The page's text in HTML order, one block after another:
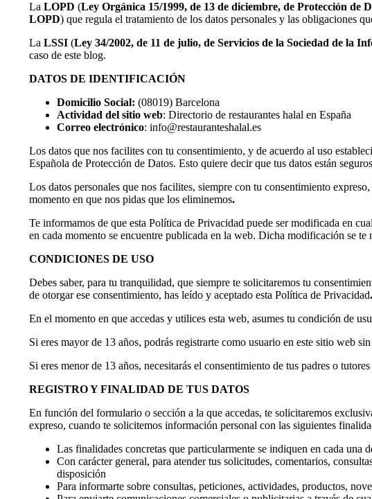
La LOPD (Ley Orgánica 15/1999, de 13 de diciembre, de Protección de
LOPD) que regula el tratamiento de los datos personales y las obligaciones
La LSSI (Ley 34/2002, de 11 de julio, de Servicios de la Sociedad de la
caso de este blog.
DATOS DE IDENTIFICACIÓN
Domicilio Social: (08019) Barcelona
Actividad del sitio web: Directorio de restaurantes halal en España
Correo electrónico: info@restauranteshalal.es
Los datos que nos facilites con tu consentimiento, y de acuerdo al uso
Española de Protección de Datos. Esto quiere decir que tus datos están
Los datos personales que nos facilites, siempre con tu consentimiento
momento en que nos pidas que los eliminemos.
Te informamos de que esta Política de Privacidad puede ser modificada en
en cada momento se encuentre publicada en la web. Dicha modificación se te
CONDICIONES DE USO
Debes saber, para tu tranquilidad, que siempre te solicitaremos tu
de otorgar ese consentimiento, has leído y aceptado esta Política de Privacidad.
En el momento en que accedas y utilices esta web, asumes tu condición de
Si eres mayor de 13 años, podrás registrarte como usuario en este sitio web
Si eres menor de 13 años, necesitarás el consentimiento de tus padres o
REGISTRO Y FINALIDAD DE TUS DATOS
En función del formulario o sección a la que accedas, te solicitaremos
expreso, cuando te solicitemos información personal con las siguientes
Las finalidades concretas que particularmente se indiquen en cada una
Con carácter general, para atender tus solicitudes, comentarios,
disposición
Para informarte sobre consultas, peticiones, actividades, productos,